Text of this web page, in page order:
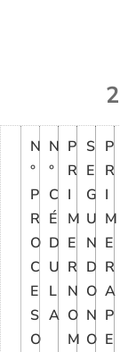
N
°
P
R
O
C
E
S
O
N
°
C
É
D
U
L
A
P
R
I
M
E
R
N
O
M
S
E
G
U
N
D
O
N
O
P
R
I
M
E
R
A
P
E